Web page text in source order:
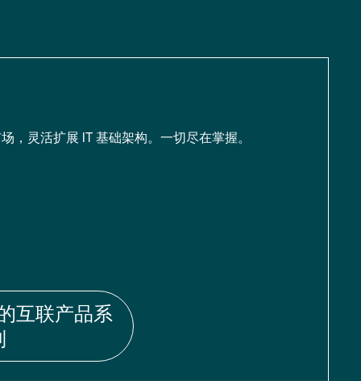
，灵活扩展 IT 基础架构。一切尽在掌握。
互联产品系